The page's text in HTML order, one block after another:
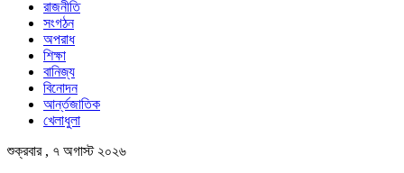
রাজনীতি
সংগঠন
অপরাধ
শিক্ষা
বানিজ্য
বিনোদন
আর্ন্তজাতিক
খেলাধুলা
শুক্রবার , ৭ অগাস্ট ২০২৬